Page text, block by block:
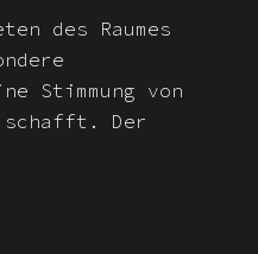
des Raumes
Stimmung von
schafft. Der